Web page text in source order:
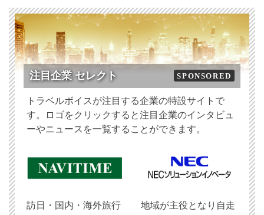
注目企業 セレクト SPONSORED
トラベルボイスが注目する企業の特設サイトで
す。ロゴをクリックすると注目企業のインタビュ
ーやニュースを一覧することができます。
訪日・国内・海外旅行
地域が主役となり自走